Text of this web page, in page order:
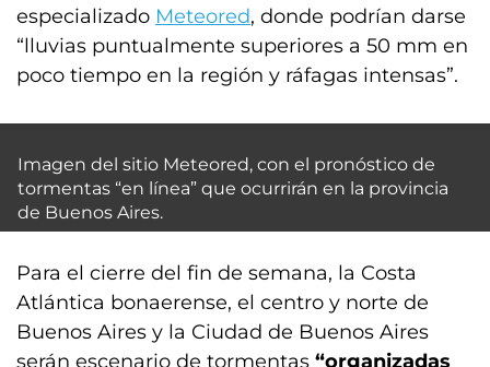
especializado Meteored, donde podrían darse
“lluvias puntualmente superiores a 50 mm en
poco tiempo en la región y ráfagas intensas”.
Imagen del sitio Meteored, con el pronóstico de
tormentas “en línea” que ocurrirán en la provincia
de Buenos Aires.
Para el cierre del fin de semana, la Costa
Atlántica bonaerense, el centro y norte de
Buenos Aires y la Ciudad de Buenos Aires
serán escenario de tormentas “organizadas